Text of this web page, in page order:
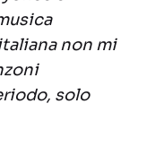
non mi
solo